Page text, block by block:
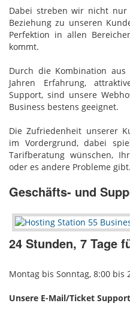
Dabei streben wir nicht
Beziehung zu unseren
Perfektion in allen
kommt.
Durch die Kombination aus
Jahren Erfahrung,
Support, sind unsere
Business bestens geeignet.
Die Zufriedenheit unserer
im Vordergrund, dabei
Tarifberatung wünschen,
oder es andere Probleme gibt.
Geschäfts- und
24 Stunden, 7 Tage
Montag bis Sonntag, 8:00 bis
Unsere E-Mail/Ticket